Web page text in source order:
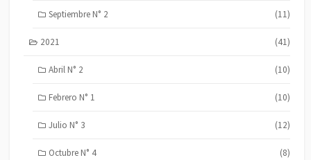
Septiembre N° 2 (11)
2021 (41)
Abril N° 2 (10)
Febrero N° 1 (10)
Julio N° 3 (12)
Octubre N° 4 (8)